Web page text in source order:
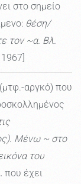
στο σημείο
θέση/
τον ~α. Βλ.
(μτφ.-αργκό) που
Μένω ~ στο
του
που έχει